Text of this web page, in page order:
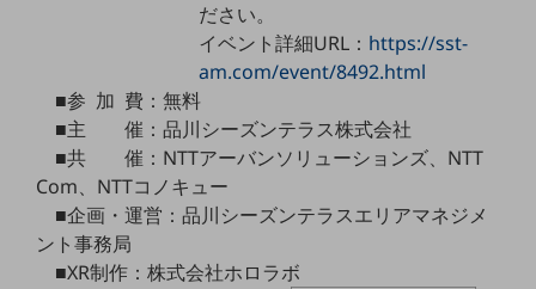
IOT完了済みメーカーブランド製品
料金TOP
ドコモBiz データ無制限 ドコモ MAX ドコモ mini ドコモBiz かけ放題
ケータイプラン
5Gデータプラス
ださい。
イベント詳細URL： https://sst-
am.com/event/8492.html
■参 加 費：無料
■主 催：品川シーズンテラス株式会社
■共 催：NTTアーバンソリューションズ、NTT
Com、NTTコノキュー
■企画・運営：品川シーズンテラスエリアマネジメ
ント事務局
■XR制作：株式会社ホロラボ